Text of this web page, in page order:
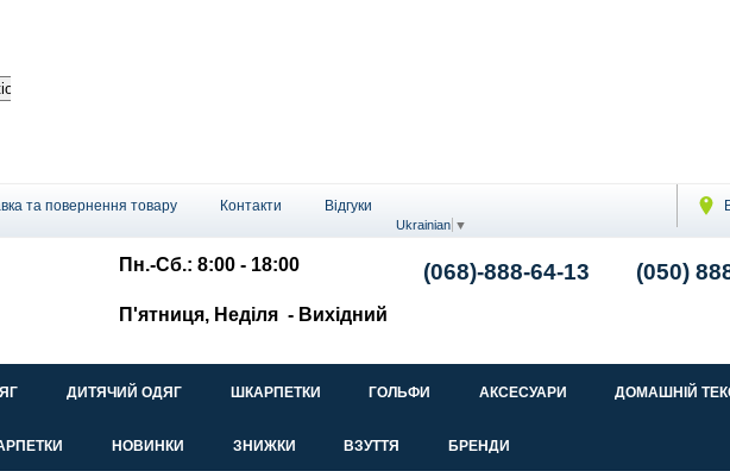
та повернення товару Контакти Відгуки
Ukrainian ▼
Пн.-Сб.: 8:00 - 18:00
П'ятниця, Неділя - Вихідний
(068)-888-64-13 (050)
ДИТЯЧИЙ ОДЯГ ШКАРПЕТКИ ГОЛЬФИ АКСЕСУАРИ ДОМАШНІЙ
НОВИНКИ ЗНИЖКИ ВЗУТТЯ БРЕНДИ